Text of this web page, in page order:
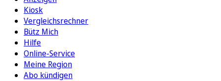
Kiosk
Vergleichsrechner
Bütz Mich
Hilfe
Online-Service
Meine Region
Abo kündigen